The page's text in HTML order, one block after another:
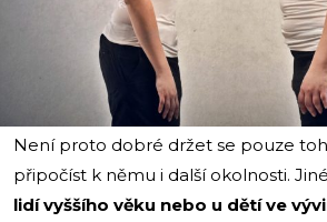
Není proto dobré držet se pouze
připočíst k němu i další okolnosti.
lidí vyššího věku nebo u dětí ve